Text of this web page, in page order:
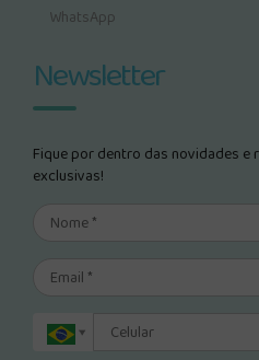
WhatsApp
Newsletter
Fique por dentro das novidades e
exclusivas!